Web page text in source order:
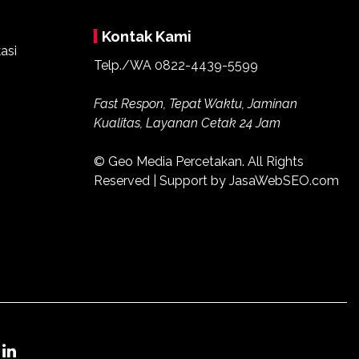
Kontak Kami
Telp./WA 0822-4439-5599
Fast Respon, Tepat Waktu, Jaminan
Kualitas, Layanan Cetak 24 Jam
© Geo Media Percetakan. All Rights
Reserved | Support by JasaWebSEO.com